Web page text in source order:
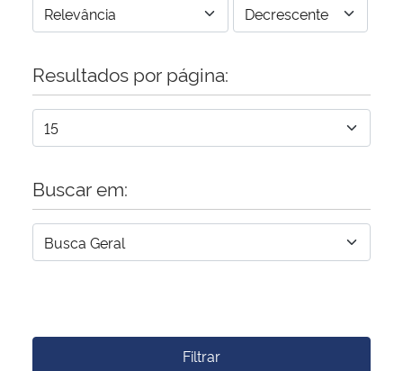
Resultados por página:
Buscar em:
Filtrar